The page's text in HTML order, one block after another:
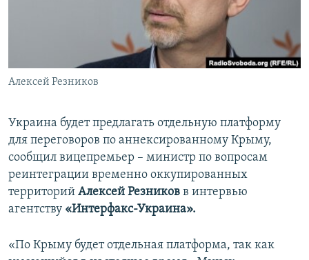
КРЫМ.НЕПОКОРЕННЫЙ
УКРАИНСКАЯ ПРОБЛЕМА КРЫМА
Алексей Резников
Украина будет предлагать отдельную платформу
для переговоров по аннексированному Крыму,
сообщил вицепремьер – министр по вопросам
реинтеграции временно оккупированных
территорий Алексей Резников в интервью
агентству «Интерфакс-Украина».
«По Крыму будет отдельная платформа, так как